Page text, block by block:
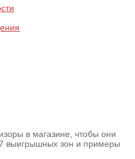
в магазине, чтобы они
выигрышных зон и примеры